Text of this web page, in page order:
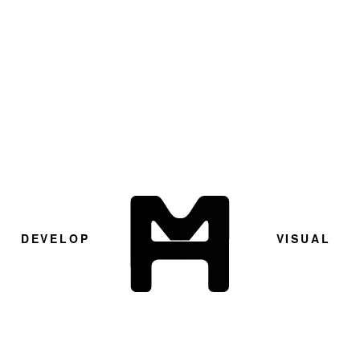
D EV E L O P VI S UA L